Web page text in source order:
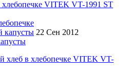
22 Сен 2012